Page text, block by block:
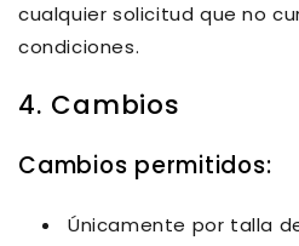
cualquier solicitud que no
condiciones.
4. Cambios
Cambios permitidos:
Únicamente por talla